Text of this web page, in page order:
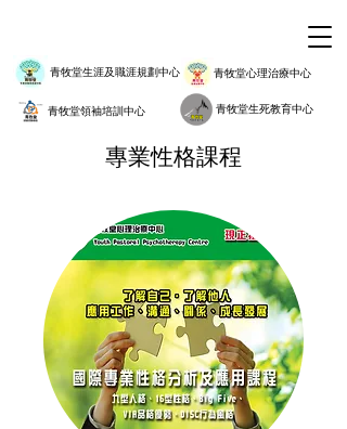
青牧堂生涯及職涯規劃中心 青牧堂心理治療中心
青牧堂領袖培訓中心 青牧堂生死教育中心
​專業性格課程